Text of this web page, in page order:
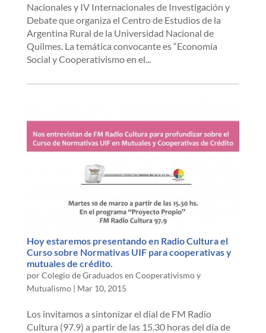
Nacionales y IV Internacionales de Investigación y
Debate que organiza el Centro de Estudios de la
Argentina Rural de la Universidad Nacional de
Quilmes. La temática convocante es “Economía
Social y Cooperativismo en el...
Hoy estaremos presentando en Radio Cultura el
Curso sobre Normativas UIF para cooperativas y
mutuales de crédito.
porColegio de Graduados en Cooperativismo y
Mutualismo| Mar 10, 2015
Los invitamos a sintonizar el dial de FM Radio
Cultura (97.9) a partir de las 15.30 horas del día de